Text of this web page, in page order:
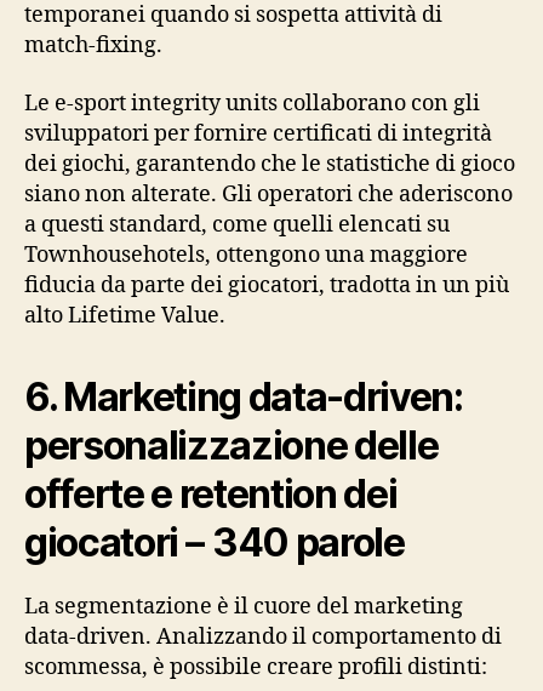
temporanei quando si sospetta attività di
match‑fixing.
Le e‑sport integrity units collaborano con gli
sviluppatori per fornire certificati di integrità
dei giochi, garantendo che le statistiche di gioco
siano non alterate. Gli operatori che aderiscono
a questi standard, come quelli elencati su
Townhousehotels, ottengono una maggiore
fiducia da parte dei giocatori, tradotta in un più
alto Lifetime Value.
6. Marketing data‑driven:
personalizzazione delle
offerte e retention dei
giocatori – 340 parole
La segmentazione è il cuore del marketing
data‑driven. Analizzando il comportamento di
scommessa, è possibile creare profili distinti: